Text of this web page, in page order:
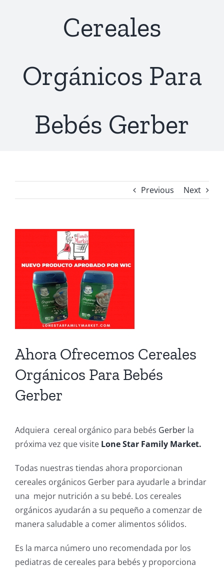
Cereales
Orgánicos Para
Bebés Gerber
Previous Next
Image
Ahora Ofrecemos Cereales
Orgánicos Para Bebés
Gerber
Adquiera cereal orgánico para bebés Gerber la
próxima vez que visite Lone Star Family Market.
Todas nuestras tiendas ahora proporcionan
cereales orgánicos Gerber para ayudarle a brindar
una mejor nutrición a su bebé. Los cereales
orgánicos ayudarán a su pequeño a comenzar de
manera saludable a comer alimentos sólidos.
Es la marca número uno recomendada por los
pediatras de cereales para bebés y proporciona